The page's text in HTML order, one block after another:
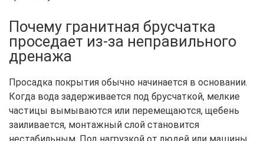
Почему гранитная брусчатка
проседает из-за неправильного
дренажа
Просадка покрытия обычно начинается в основании.
Когда вода задерживается под брусчаткой, мелкие
частицы вымываются или перемещаются, щебень
заиливается, монтажный слой становится